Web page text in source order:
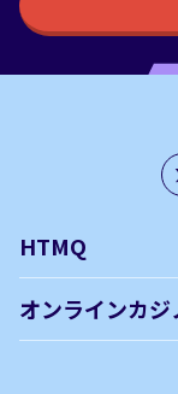
HTMQ
オンラインカジ